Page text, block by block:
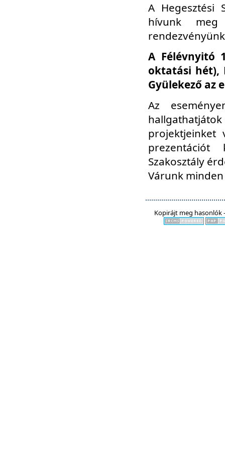
A Hegesztési
hívunk
A Félévnyitó
oktatási hét),
Gyülekező az
Az
Szakosztály
Várunk
Kopirájt meg hasonlók